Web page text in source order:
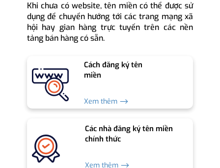
Khi chưa có website, tên miền có thể được sử
dụng để chuyển hướng tới các trang mạng xã
hội hay gian hàng trực tuyến trên các nền
tảng bán hàng có sẵn.
Cách đăng ký tên
miền
Xem thêm ⟶
Các nhà đăng ký tên miền
chính thức
Xem thêm ⟶